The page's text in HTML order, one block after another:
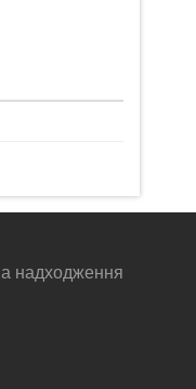
надходження